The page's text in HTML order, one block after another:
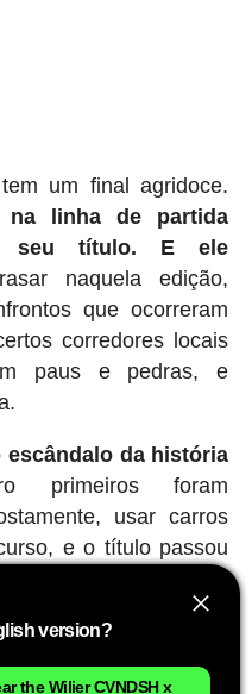
um final agridoce.
na linha de partida
seu título. E ele
naquela edição,
que ocorreram
corredores locais
paus e pedras, e
escândalo da história
primeiros foram
usar carros
e o título passou
Cornet. Garin foi
momento em que
profissional. Nunca
ou não, embora ele
version?
the Wilier CVNDSH x